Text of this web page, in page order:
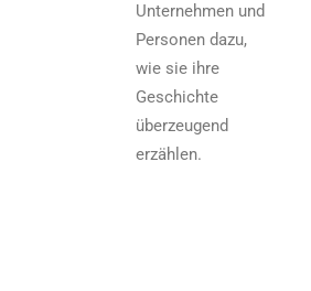
Unternehmen und
Personen dazu,
wie sie ihre
Geschichte
überzeugend
erzählen.